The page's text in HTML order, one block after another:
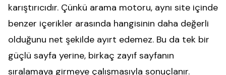
karıştırıcıdır. Çünkü arama motoru, aynı site içinde
benzer içerikler arasında hangisinin daha değerli
olduğunu net şekilde ayırt edemez. Bu da tek bir
güçlü sayfa yerine, birkaç zayıf sayfanın
sıralamaya girmeye çalışmasıyla sonuçlanır.